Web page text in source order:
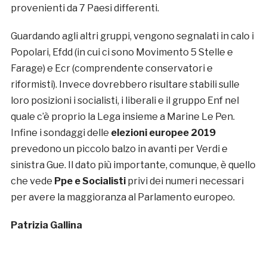
provenienti da 7 Paesi differenti.
Guardando agli altri gruppi, vengono segnalati in calo i
Popolari, Efdd (in cui ci sono Movimento 5 Stelle e
Farage) e Ecr (comprendente conservatori e
riformisti). Invece dovrebbero risultare stabili sulle
loro posizioni i socialisti, i liberali e il gruppo Enf nel
quale c’è proprio la Lega insieme a Marine Le Pen.
Infine i sondaggi delle elezioni europee 2019
prevedono un piccolo balzo in avanti per Verdi e
sinistra Gue. Il dato più importante, comunque, è quello
che vede Ppe e Socialistiprivi dei numeri necessari
per avere la maggioranza al Parlamento europeo.
Patrizia Gallina